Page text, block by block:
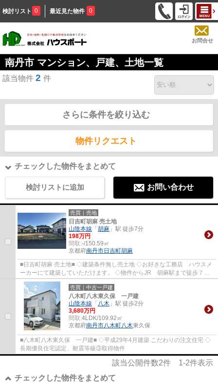
検討リスト 0 最近見た物件 0
お問合せ
南丹市 マンション、戸建、土地一覧
該当物件 2 件
さらに条件を絞り込む
物件リクエスト
チェックした物件をまとめて
検討リストに追加 お問い合わせ
売買｜売地
日吉町胡麻 売土地
山陰本線 「胡麻 」駅 徒歩7分
198万円
間取:-/150.59㎡
京都府南丹市日吉町胡麻
■日吉町胡麻 売土地■ ◇建築条件無し売土地 ◇お好きな工務店 ハウスメ
ーカーにて建築していただけます。 ◇物件からJR 胡麻駅まで徒歩７分
◇現状更地
売買｜中古一戸建
八木町八木東久保 一戸建
山陰本線 「 八木 」駅 徒歩2分
3,680万円
間取:4LDK/109.92㎡
京都府南丹市八木町八木東久保
■八木町八木東久保 一戸建■ ◇平成29年4月建築 こだわりの注文住宅 ◇
長期優良住宅認定、耐震等級③取得物件
該当公開件数2件 1-2件表示
チェックした物件をまとめて